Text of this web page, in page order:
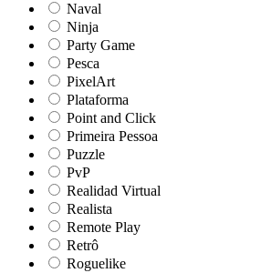
Naval
Ninja
Party Game
Pesca
PixelArt
Plataforma
Point and Click
Primeira Pessoa
Puzzle
PvP
Realidad Virtual
Realista
Remote Play
Retrô
Roguelike